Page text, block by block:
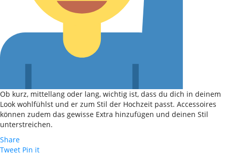
Ob kurz, mittellang oder lang, wichtig ist, dass du dich in deinem
Look wohlfühlst und er zum Stil der Hochzeit passt. Accessoires
können zudem das gewisse Extra hinzufügen und deinen Stil
unterstreichen.
Share
Tweet Pin it